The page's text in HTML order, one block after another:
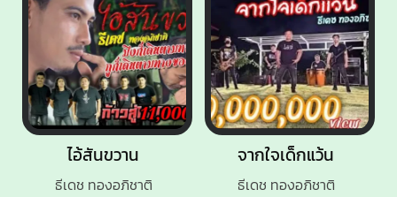
ไอ้สันขวาน
ธีเดช ทองอภิชาติ
จากใจเด็กแว้น
ธีเดช ทองอภิชาติ